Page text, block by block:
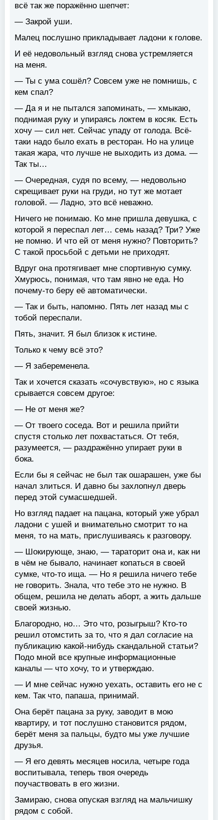
всё так же поражённо шепчет:
— Закрой уши.
Малец послушно прикладывает ладони к голове.
И её недовольный взгляд снова устремляется
на меня.
— Ты с ума сошёл? Совсем уже не помнишь, с
кем спал?
— Да я и не пытался запоминать, — хмыкаю,
поднимая руку и упираясь локтем в косяк. Есть
хочу — сил нет. Сейчас упаду от голода. Всё-
таки надо было ехать в ресторан. Но на улице
такая жара, что лучше не выходить из дома. —
Так ты…
— Очередная, судя по всему, — недовольно
скрещивает руки на груди, но тут же мотает
головой. — Ладно, это всё неважно.
Ничего не понимаю. Ко мне пришла девушка, с
которой я переспал лет… семь назад? Три? Уже
не помню. И что ей от меня нужно? Повторить?
С такой просьбой с детьми не приходят.
Вдруг она протягивает мне спортивную сумку.
Хмурюсь, понимая, что там явно не еда. Но
почему-то беру её автоматически.
— Так и быть, напомню. Пять лет назад мы с
тобой переспали.
Пять, значит. Я был близок к истине.
Только к чему всё это?
— Я забеременела.
Так и хочется сказать «сочувствую», но с языка
срывается совсем другое:
— Не от меня же?
— От твоего соседа. Вот и решила прийти
спустя столько лет похвастаться. От тебя,
разумеется, — раздражённо упирает руки в
бока.
Если бы я сейчас не был так ошарашен, уже бы
начал злиться. И давно бы захлопнул дверь
перед этой сумасшедшей.
Но взгляд падает на пацана, который уже убрал
ладони с ушей и внимательно смотрит то на
меня, то на мать, прислушиваясь к разговору.
— Шокирующе, знаю, — тараторит она и, как ни
в чём не бывало, начинает копаться в своей
сумке, что-то ища. — Но я решила ничего тебе
не говорить. Знала, что тебе это не нужно. В
общем, решила не делать аборт, а жить дальше
своей жизнью.
Благородно, но… Это что, розыгрыш? Кто-то
решил отомстить за то, что я дал согласие на
публикацию какой-нибудь скандальной статьи?
Подо мной все крупные информационные
каналы — что хочу, то и утверждаю.
— И мне сейчас нужно уехать, оставить его не с
кем. Так что, папаша, принимай.
Она берёт пацана за руку, заводит в мою
квартиру, и тот послушно становится рядом,
берёт меня за пальцы, будто мы уже лучшие
друзья.
— Я его девять месяцев носила, четыре года
воспитывала, теперь твоя очередь
поучаствовать в его жизни.
Замираю, снова опуская взгляд на мальчишку
рядом с собой.